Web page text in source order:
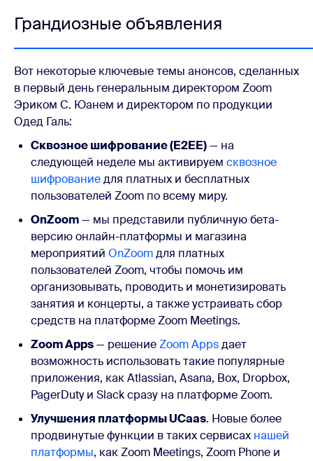
Грандиозные объявления
Вот некоторые ключевые темы анонсов, сделанных
в первый день генеральным директором Zoom
Эриком С. Юанем и директором по продукции
Одед Галь:
Сквозное шифрование (E2EE)— на
следующей неделе мы активируем сквозное
шифрованиедля платных и бесплатных
пользователей Zoom по всему миру.
OnZoom— мы представили публичную бета-
версию онлайн-платформы и магазина
мероприятий OnZoomдля платных
пользователей Zoom, чтобы помочь им
организовывать, проводить и монетизировать
занятия и концерты, а также устраивать сбор
средств на платформе Zoom Meetings.
Zoom Apps— решениеZoom Appsдает
возможность использовать такие популярные
приложения, как Atlassian, Asana, Box, Dropbox,
PagerDuty и Slack сразу на платформе Zoom.
Улучшения платформы UCaas. Новые более
продвинутые функции в таких сервисах нашей
платформы, как Zoom Meetings, Zoom Phone и